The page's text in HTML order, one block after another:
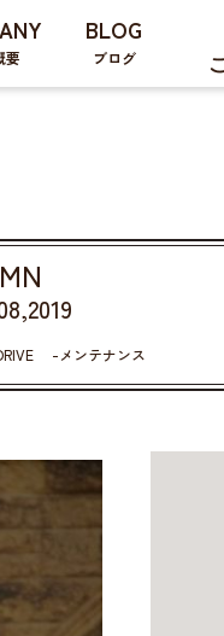
要
BLOG
ブログ
メンテナンス